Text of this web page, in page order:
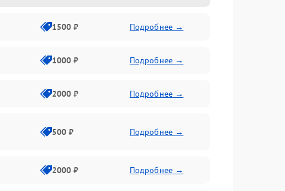
1500 ₽ Подробнее →
1000 ₽ Подробнее →
2000 ₽ Подробнее →
500 ₽ Подробнее →
2000 ₽ Подробнее →